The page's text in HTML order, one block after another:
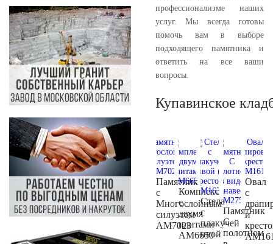
профессионализме наших
услуг. Мы всегда готовы
помочь вам в выборе
подходящего памятника и
ответить на все ваши
вопросы.
Купавинское
Памятник
с
Многослойным
силуэтом
AM7023
Комплекс
с
двумя
плитами
AM6650
Стела
с
плакучей
ивой
Памятник
С
полотном
Овал
с
и